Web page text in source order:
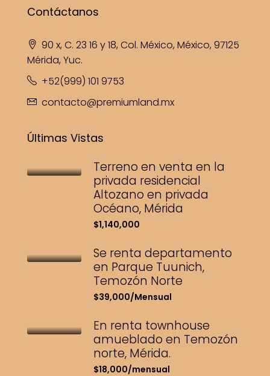
Contáctanos
90 x, C. 23 16 y 18, Col. México, México, 97125
Mérida, Yuc.
+52(999) 101 9753
contacto@premiumland.mx
Últimas Vistas
Terreno en venta en la
privada residencial
Altozano en privada
Océano, Mérida
$1,140,000
Se renta departamento
en Parque Tuunich,
Temozón Norte
$39,000/Mensual
En renta townhouse
amueblado en Temozón
norte, Mérida.
$18,000/mensual